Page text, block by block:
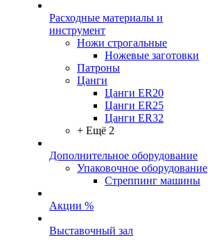
Расходные материалы и
инструмент
Ножи строгальные
Ножевые заготовки
Патроны
Цанги
Цанги ER20
Цанги ER25
Цанги ER32
+ Ещё 2
Дополнительное оборудование
Упаковочное оборудование
Стреппинг машины
Акции %
Выставочный зал